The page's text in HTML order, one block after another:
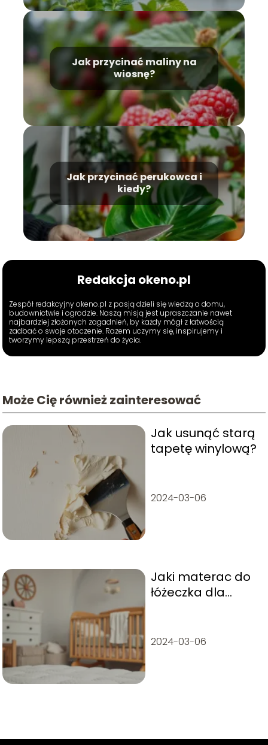
Jak przycinać maliny na
wiosnę?
Jak przycinać perukowca i
kiedy?
Redakcja okeno.pl
Zespół redakcyjny okeno.pl z pasją dzieli się wiedzą o domu,
budownictwie i ogrodzie. Naszą misją jest upraszczanie nawet
najbardziej złożonych zagadnień, by każdy mógł z łatwością
zadbać o swoje otoczenie. Razem uczymy się, inspirujemy i
tworzymy lepszą przestrzeń do życia.
Może Cię również zainteresować
Jak usunąć starą
tapetę winylową?
2024-03-06
Jaki materac do
łóżeczka dla
2024-03-06